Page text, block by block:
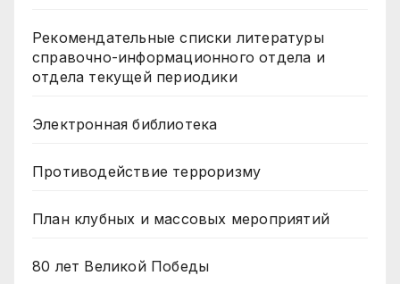
Рекомендательные списки литературы
справочно-информационного отдела и
отдела текущей периодики
Электронная библиотека
Противодействие терроризму
План клубных и массовых мероприятий
80 лет Великой Победы